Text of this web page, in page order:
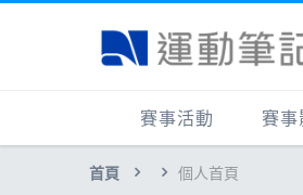
賽事活動
國內
賽事
首頁 個人首頁